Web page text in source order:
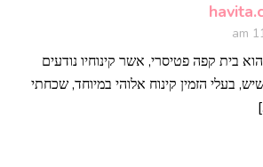
בית קפה פטיסרי, אשר קינוחיו נודעים
בעלי הזמין קינוח אלוהי במיוחד, שכחתי